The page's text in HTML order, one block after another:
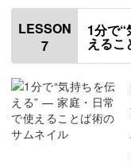
使用道具
「内容は正しい
4・4・8呼吸法
あごのマッサー
声は後ろに向か
LESSON
7
1分で
えるこ